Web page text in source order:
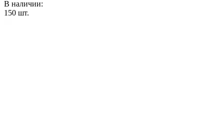
В наличии:
150 шт.